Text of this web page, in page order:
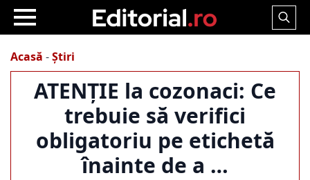
Search
Acasă -Știri
ATENȚIE la cozonaci: Ce
trebuie să verifici
obligatoriu pe etichetă
înainte de a …